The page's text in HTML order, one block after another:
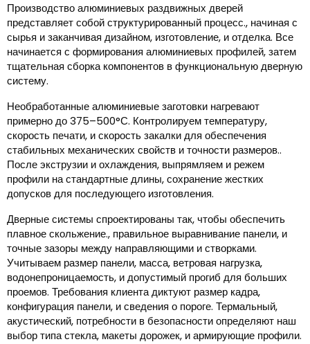
Производство алюминиевых раздвижных дверей
представляет собой структурированный процесс., начиная с
сырья и заканчивая дизайном, изготовление, и отделка. Все
начинается с формирования алюминиевых профилей, затем
тщательная сборка компонентов в функциональную дверную
систему.
Необработанные алюминиевые заготовки нагревают
примерно до 375–500°С. Контролируем температуру,
скорость печати, и скорость закалки для обеспечения
стабильных механических свойств и точности размеров..
После экструзии и охлаждения, выпрямляем и режем
профили на стандартные длины, сохранение жестких
допусков для последующего изготовления.
Дверные системы спроектированы так, чтобы обеспечить
плавное скольжение., правильное выравнивание панели, и
точные зазоры между направляющими и створками.
Учитываем размер панели, масса, ветровая нагрузка,
водонепроницаемость, и допустимый прогиб для больших
проемов. Требования клиента диктуют размер кадра,
конфигурация панели, и сведения о пороге. Термальный,
акустический, потребности в безопасности определяют наш
выбор типа стекла, макеты дорожек, и армирующие профили.